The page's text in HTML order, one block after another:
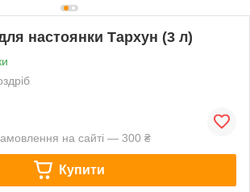
настоянки Тархун (3 л)
на сайті — 300 ₴
Купити